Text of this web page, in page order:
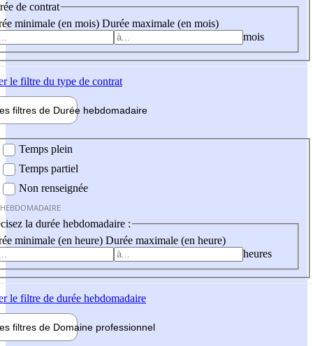
de contrat
minimale (en mois) Durée maximale (en mois)
mois
le filtre du type de contrat
filtres de Durée hebdomadaire
Temps plein
Temps partiel
Non renseignée
la durée hebdomadaire :
minimale (en heure) Durée maximale (en heure)
heures
le filtre de durée hebdomadaire
filtres de Domaine professionnel